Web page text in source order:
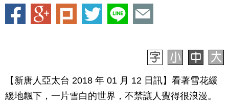
【新唐人亞太台 2018 年 01 月 12 日訊】看著雪花緩
緩地飄下，一片雪白的世界，不禁讓人覺得很浪漫。